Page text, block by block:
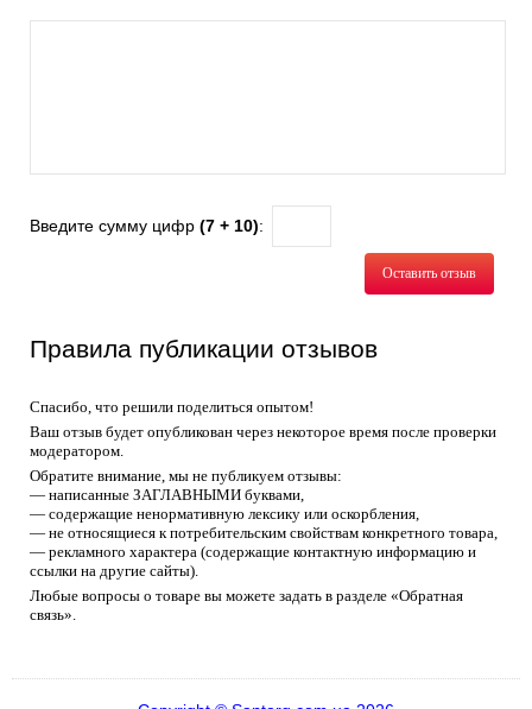
Введите сумму цифр (7 + 10):
Оставить отзыв
Правила публикации отзывов
Спасибо, что решили поделиться опытом!
Ваш отзыв будет опубликован через некоторое время после проверки
модератором.
Обратите внимание, мы не публикуем отзывы:
— написанные ЗАГЛАВНЫМИ буквами,
— содержащие ненормативную лексику или оскорбления,
— не относящиеся к потребительским свойствам конкретного товара,
— рекламного характера (содержащие контактную информацию и
ссылки на другие сайты).
Любые вопросы о товаре вы можете задать в разделе «Обратная
связь».